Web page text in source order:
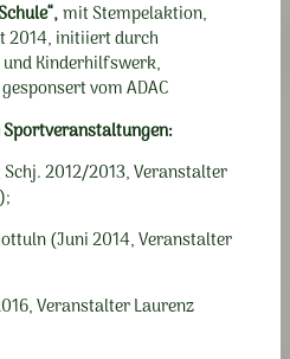
mit Stempelaktion,
2014, initiiert durch
Kinderhilfswerk,
vom ADAC
2012/2013, Veranstalter
(Juni 2014, Veranstalter
Veranstalter Laurenz